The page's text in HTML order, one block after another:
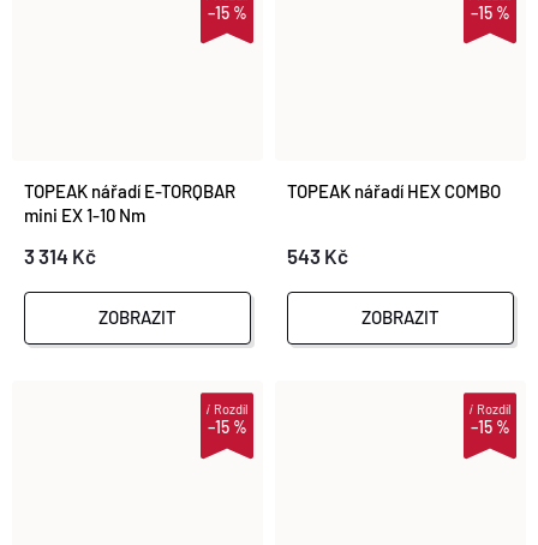
–15 %
TOPEAK nářadí E-TORQBAR
mini EX 1-10 Nm
3 314 Kč
ZOBRAZIT
–15 %
TOPEAK nářadí HEX COMBO
543 Kč
ZOBRAZIT
–15 %
iRozdíl
–15 %
iRozdíl